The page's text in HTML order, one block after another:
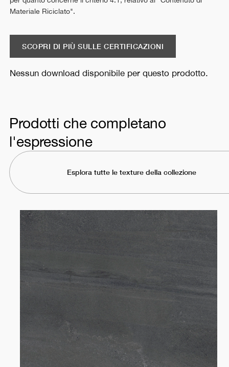
Materiale Riciclato".
SCOPRI DI PIÙ SULLE CERTIFICAZIONI
Nessun download disponibile per questo prodotto.
Prodotti che completano
l'espressione
Esplora tutte le texture della collezione